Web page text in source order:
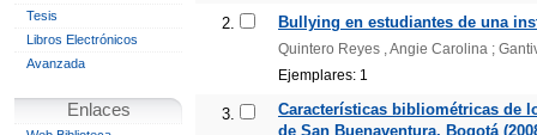
Tesis
Libros Electrónicos
Avanzada
Enlaces
2. Bullying en estudiantes de una
Quintero Reyes , Angie Carolina ;
Ejemplares: 1
3.
Características bibliométricas de
de San Buenaventura, Bogotá